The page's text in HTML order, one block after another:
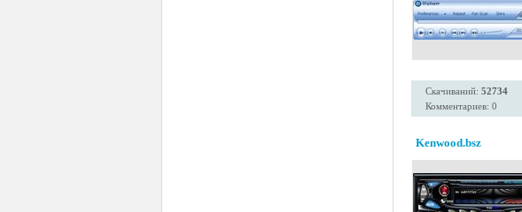
Скачиваний: 52734
Комментариев: 0
Kenwood.bsz